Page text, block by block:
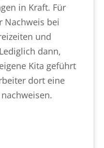
in Kraft. Für
Nachweis bei
und
dann,
Kita geführt
dort eine